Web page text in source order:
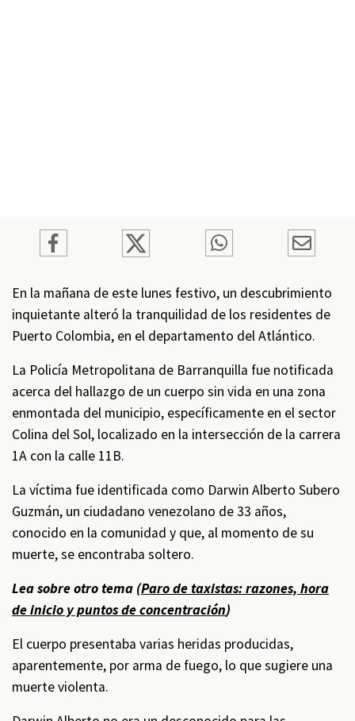
En la mañana de este lunes festivo, un descubrimiento
inquietante alteró la tranquilidad de los residentes de
Puerto Colombia, en el departamento del Atlántico.
La Policía Metropolitana de Barranquilla fue notificada
acerca del hallazgo de un cuerpo sin vida en una zona
enmontada del municipio, específicamente en el sector
Colina del Sol, localizado en la intersección de la carrera
1A con la calle 11B.
La víctima fue identificada como Darwin Alberto Subero
Guzmán, un ciudadano venezolano de 33 años,
conocido en la comunidad y que, al momento de su
muerte, se encontraba soltero.
Lea sobre otro tema (Paro de taxistas: razones, hora
de inicio y puntos de concentración)
El cuerpo presentaba varias heridas producidas,
aparentemente, por arma de fuego, lo que sugiere una
muerte violenta.